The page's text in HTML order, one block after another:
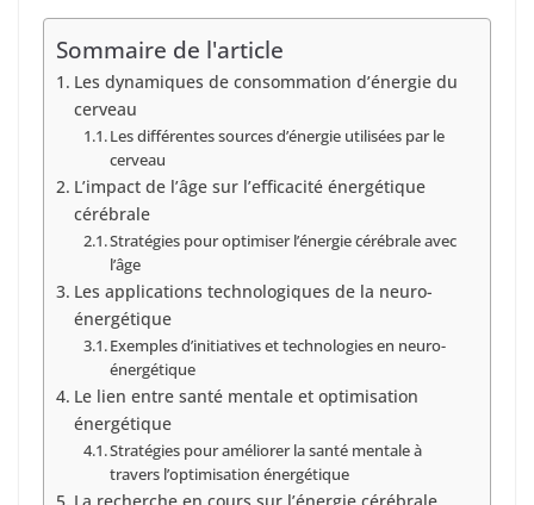
Sommaire de l'article
Les dynamiques de consommation d’énergie du
cerveau
Les différentes sources d’énergie utilisées par le
cerveau
L’impact de l’âge sur l’efficacité énergétique
cérébrale
Stratégies pour optimiser l’énergie cérébrale avec
l’âge
Les applications technologiques de la neuro-
énergétique
Exemples d’initiatives et technologies en neuro-
énergétique
Le lien entre santé mentale et optimisation
énergétique
Stratégies pour améliorer la santé mentale à
travers l’optimisation énergétique
La recherche en cours sur l’énergie cérébrale